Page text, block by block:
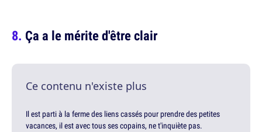
Ça a le mérite d'être clair
Ce contenu n'existe plus
Il est parti à la ferme des liens cassés pour prendre des petites
vacances, il est avec tous ses copains, ne t'inquiète pas.